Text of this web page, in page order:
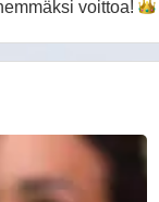
voittoa!